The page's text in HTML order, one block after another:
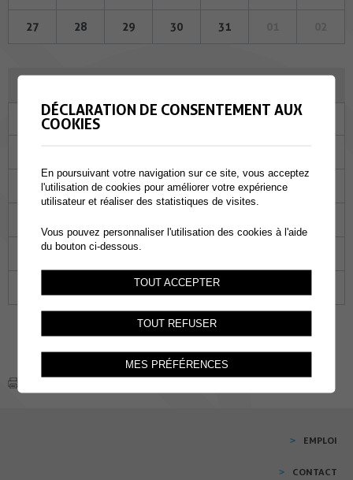
27 28 29 30 31
Ma Me Je Ve Sa
04 05 06 07 08
18 19
27 28
EMPLOI
CONTACT
DÉCLARATION DE CONSENTEMENT AUX
COOKIES
En poursuivant votre navigation sur ce site, vous acceptez
l'utilisation de cookies pour améliorer votre expérience
utilisateur et réaliser des statistiques de visites.
Vous pouvez personnaliser l'utilisation des cookies à l'aide
du bouton ci-dessous.
TOUT ACCEPTER
TOUT REFUSER
MES PRÉFÉRENCES